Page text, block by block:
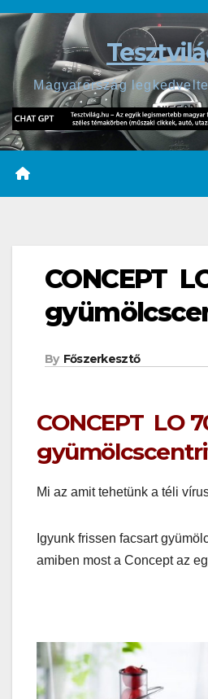
Skip
content
Magyarország
CONCEPT
By Főszerkesztő
CONCEPT LO
Mi az amit tehetünk a téli
Igyunk frissen facsart
amiben most a Concept az